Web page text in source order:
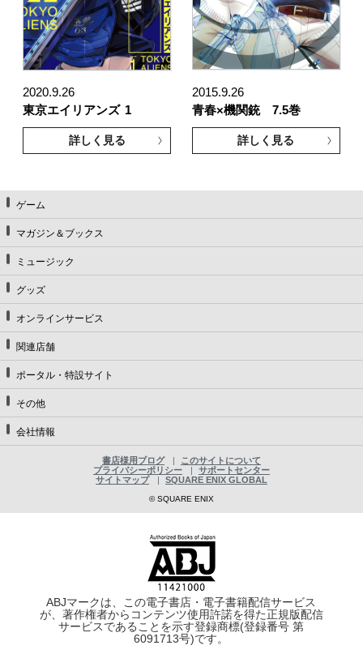
2020.9.26
東京エイリアンズ 1
詳しく見る
2015.9.26
青春×機関銃 7.5巻
詳しく見る
ゲーム
マガジン＆ブックス
ミュージック
グッズ
オンラインサービス
関連店舗
ポータル・特設サイト
その他
会社情報
書店様用ブログ
このサイトについて
プライバシーポリシー
サポートセンター
サイトマップ
SQUARE ENIX GLOBAL
© SQUARE ENIX
ABJマークは、この電子書店・電子書籍配信サービス
が、著作権者からコンテンツ使用許諾を得た正規版配信
サービスであることを示す登録商標(登録番号 第
6091713号)です。